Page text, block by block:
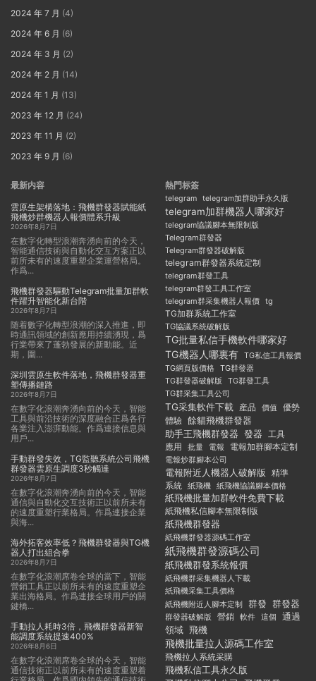
2024 年 7 月 (4)
2024 年 6 月 (6)
2024 年 3 月 (2)
2024 年 2 月 (14)
2024 年 1 月 (13)
2023 年 12 月 (24)
2023 年 11 月 (2)
2023 年 9 月 (6)
最新内容
雲原生架構落地：飛機群發器賦能紙
飛機炒群機器人報價體系升級
2026年8月7日
在數字化轉型浪潮奔湧向前的今天，
智能通信技術與自動化交互方案正以
前所未有的速度重塑企業運營格局。
作爲...
飛機群發器驅動Telegram批量加群軟
件躍升智能化新台階
2026年8月7日
随着數字化轉型浪潮的深入推進，即
時通訊領域的創新應用持續湧現，爲
行業帶來了蓬勃發展的新動能。近
期，圍...
深圳雲原生軟件落地，飛機群發器重
塑傳播鏈路
2026年8月7日
在數字化浪潮奔湧向前的今天，智能
工具與前沿技術的深度融合正爲各行
各業注入澎湃動能。作爲連接信息與
用戶...
手動群發失效，TG監聽系統公司飛機
群發器雲原生調度3秒觸達
2026年8月7日
在數字化浪潮奔湧向前的今天，智能
通信與自動化交互技術正以前所未有
的速度重塑行業格局。作爲連接企業
與海...
海外拓客效率低？飛機群發器與TG機
器人打出組合拳
2026年8月7日
在數字化浪潮席卷全球的當下，智能
營銷工具正以前所未有的速度重塑企
業出海格局。作爲連接全球用戶的關
鍵橋...
手動拉人耗時3倍，飛機群發器新智
能調度系統提速400%
2026年8月6日
在數字化浪潮席卷全球的今天，智能
通信技術正以前所未有的速度重塑着
熱門标簽
telegram telegram加群助手永久版
telegram加群機器人哪家好
telegram協議腳本無限制版
Telegram群發器
Telegram群發器破解版
telegram群發器系統定制
telegram群發工具
telegram群發工具工作室
telegram群采集機器人報價 tg
TG加群系統工作室
TG協議系統破解版
TG批量私信手機軟件哪家好
TG機器人哪裏有
TG私信工具報價
TG網頁版價格
TG群發器
TG群發器破解版
TG群發工具
TG群采集工具公司
TG采集軟件下載 産品 價值 優勢
體驗 餘貓飛機群發器
助手王飛機群發器 發器 工具
應用
批量 電報 電報加群腳本定制
電報炒群腳本公司
電報附近人機器人破解版 精準
系統 紙飛機 紙飛機協議腳本價格
紙飛機批量加群軟件免費下載
紙飛機私信腳本無限制版
紙飛機群發器
紙飛機群發器源碼工作室
紙飛機群發源碼公司
紙飛機群發系統報價
紙飛機群采集機器人下載
紙飛機采集工具價格
紙飛機附近人腳本定制
群發 群發器
群發器破解版 營銷 軟件 這個
通過
領域 飛機
飛機批量拉人源碼工作室
飛機拉人系統采購
飛機私信工具永久版